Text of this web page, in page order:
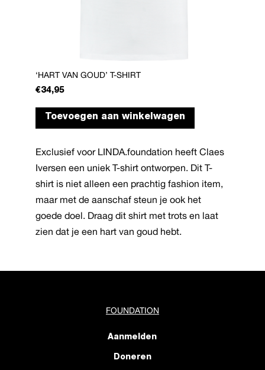
‘HART VAN GOUD’ T-SHIRT
€34,95
Toevoegen aan winkelwagen
Dit
meerdere
variaties.
Deze
optie
kan
Exclusief voor LINDA.foundation heeft Claes
Iversen een uniek T-shirt ontworpen. Dit T-
shirt is niet alleen een prachtig fashion item,
maar met de aanschaf steun je ook het
goede doel. Draag dit shirt met trots en laat
zien dat je een hart van goud hebt.
FOUNDATION
Aanmelden
Doneren